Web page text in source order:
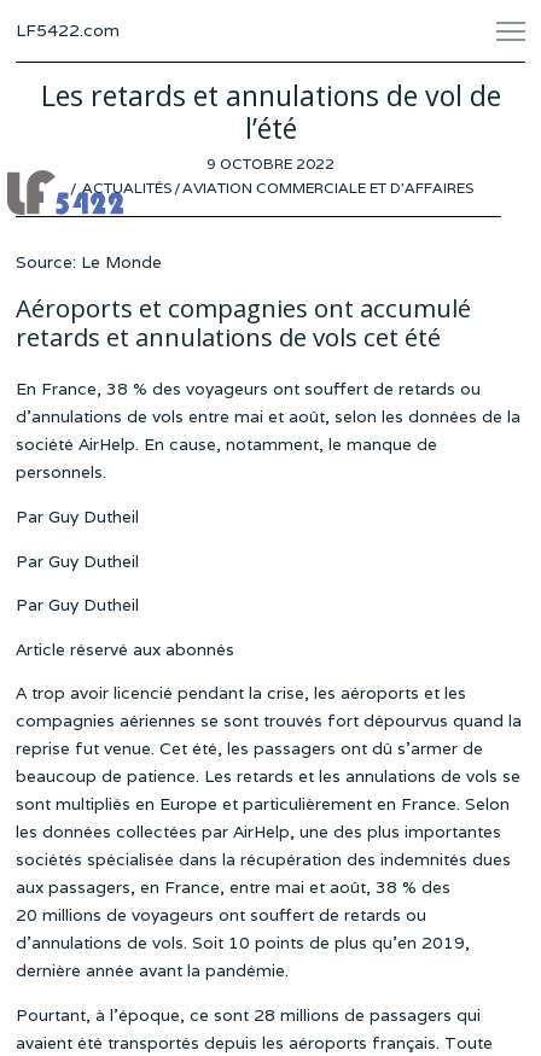
LF5422.com
Les retards et annulations de vol de
l’été
POSTED
ON
9 OCTOBRE 2022
OCTOBRE
ACTUALITÉS /AVIATION COMMERCIALE ET D'AFFAIRES
Source: Le Monde
Aéroports et compagnies ont accumulé
retards et annulations de vols cet été
En France, 38 % des voyageurs ont souffert de retards ou
d’annulations de vols entre mai et août, selon les données de la
société AirHelp. En cause, notamment, le manque de
personnels.
Par Guy Dutheil
Par Guy Dutheil
Par Guy Dutheil
Article réservé aux abonnés
A trop avoir licencié pendant la crise, les aéroports et les
compagnies aériennes se sont trouvés fort dépourvus quand la
reprise fut venue. Cet été, les passagers ont dû s’armer de
beaucoup de patience. Les retards et les annulations de vols se
sont multipliés en Europe et particulièrement en France. Selon
les données collectées par AirHelp, une des plus importantes
sociétés spécialisée dans la récupération des indemnités dues
aux passagers, en France, entre mai et août, 38 % des
20 millions de voyageurs ont souffert de retards ou
d’annulations de vols. Soit 10 points de plus qu’en 2019,
dernière année avant la pandémie.
Pourtant, à l’époque, ce sont 28 millions de passagers qui
avaient été transportés depuis les aéroports français. Toute